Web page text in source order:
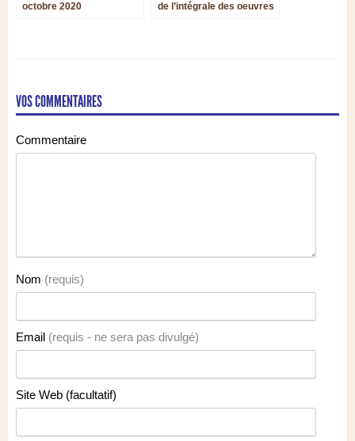
octobre 2020
de l’intégrale des oeuvres
VOS COMMENTAIRES
Commentaire
Nom (requis)
Email (requis - ne sera pas divulgé)
Site Web (facultatif)